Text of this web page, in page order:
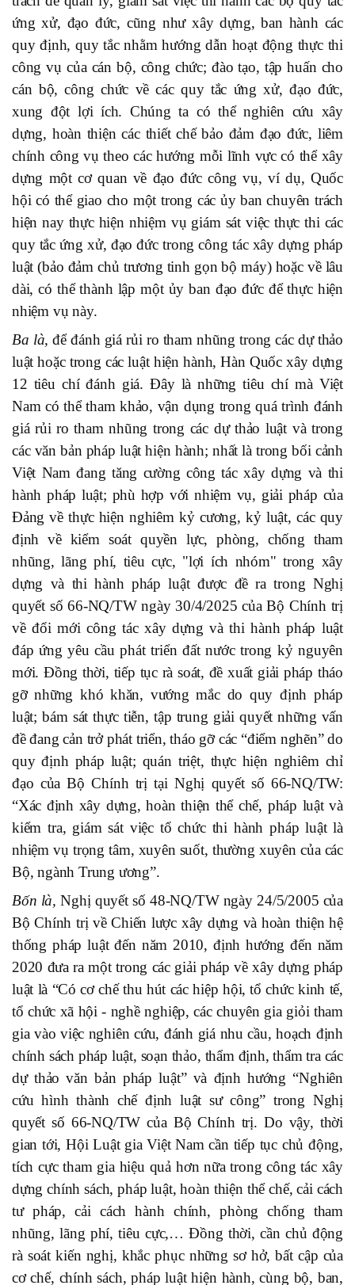
ứng xử, đạo đức, cũng như xây dựng, ban hành các
quy định, quy tắc nhằm hướng dẫn hoạt động thực thi
công vụ của cán bộ, công chức; đào tạo, tập huấn cho
cán bộ, công chức về các quy tắc ứng xử, đạo đức,
xung đột lợi ích. Chúng ta có thể nghiên cứu xây
dựng, hoàn thiện các thiết chế bảo đảm đạo đức, liêm
chính công vụ theo các hướng mỗi lĩnh vực có thể xây
dựng một cơ quan về đạo đức công vụ, ví dụ, Quốc
hội có thể giao cho một trong các ủy ban chuyên trách
hiện nay thực hiện nhiệm vụ giám sát việc thực thi các
quy tắc ứng xử, đạo đức trong công tác xây dựng pháp
luật (bảo đảm chủ trương tinh gọn bộ máy) hoặc về lâu
dài, có thể thành lập một ủy ban đạo đức để thực hiện
nhiệm vụ này.
Ba là, để đánh giá rủi ro tham nhũng trong các dự thảo
luật hoặc trong các luật hiện hành, Hàn Quốc xây dựng
12 tiêu chí đánh giá. Đây là những tiêu chí mà Việt
Nam có thể tham khảo, vận dụng trong quá trình đánh
giá rủi ro tham nhũng trong các dự thảo luật và trong
các văn bản pháp luật hiện hành; nhất là trong bối cảnh
Việt Nam đang tăng cường công tác xây dựng và thi
hành pháp luật; phù hợp với nhiệm vụ, giải pháp của
Đảng về thực hiện nghiêm kỷ cương, kỷ luật, các quy
định về kiểm soát quyền lực, phòng, chống tham
nhũng, lãng phí, tiêu cực, "lợi ích nhóm" trong xây
dựng và thi hành pháp luật được đề ra trong Nghị
quyết số 66-NQ/TW ngày 30/4/2025 của Bộ Chính trị
về đổi mới công tác xây dựng và thi hành pháp luật
đáp ứng yêu cầu phát triển đất nước trong kỷ nguyên
mới. Đồng thời, tiếp tục rà soát, đề xuất giải pháp tháo
gỡ những khó khăn, vướng mắc do quy định pháp
luật; bám sát thực tiễn, tập trung giải quyết những vấn
đề đang cản trở phát triển, tháo gỡ các “điểm nghẽn” do
quy định pháp luật; quán triệt, thực hiện nghiêm chỉ
đạo của Bộ Chính trị tại Nghị quyết số 66-NQ/TW:
“Xác định xây dựng, hoàn thiện thể chế, pháp luật và
kiểm tra, giám sát việc tổ chức thi hành pháp luật là
nhiệm vụ trọng tâm, xuyên suốt, thường xuyên của các
Bộ, ngành Trung ương”.
Bốn là, Nghị quyết số 48-NQ/TW ngày 24/5/2005 của
Bộ Chính trị về Chiến lược xây dựng và hoàn thiện hệ
thống pháp luật đến năm 2010, định hướng đến năm
2020 đưa ra một trong các giải pháp về xây dựng pháp
luật là “Có cơ chế thu hút các hiệp hội, tổ chức kinh tế,
tổ chức xã hội - nghề nghiệp, các chuyên gia giỏi tham
gia vào việc nghiên cứu, đánh giá nhu cầu, hoạch định
chính sách pháp luật, soạn thảo, thẩm định, thẩm tra các
dự thảo văn bản pháp luật” và định hướng “Nghiên
cứu hình thành chế định luật sư công” trong Nghị
quyết số 66-NQ/TW của Bộ Chính trị. Do vậy, thời
gian tới, Hội Luật gia Việt Nam cần tiếp tục chủ động,
tích cực tham gia hiệu quả hơn nữa trong công tác xây
dựng chính sách, pháp luật, hoàn thiện thể chế, cải cách
tư pháp, cải cách hành chính, phòng chống tham
nhũng, lãng phí, tiêu cực,… Đồng thời, cần chủ động
rà soát kiến nghị, khắc phục những sơ hở, bất cập của
cơ chế, chính sách, pháp luật hiện hành, cùng bộ, ban,